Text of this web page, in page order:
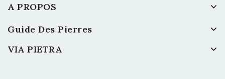
A PROPOS
Guide Des Pierres
VIA PIETRA